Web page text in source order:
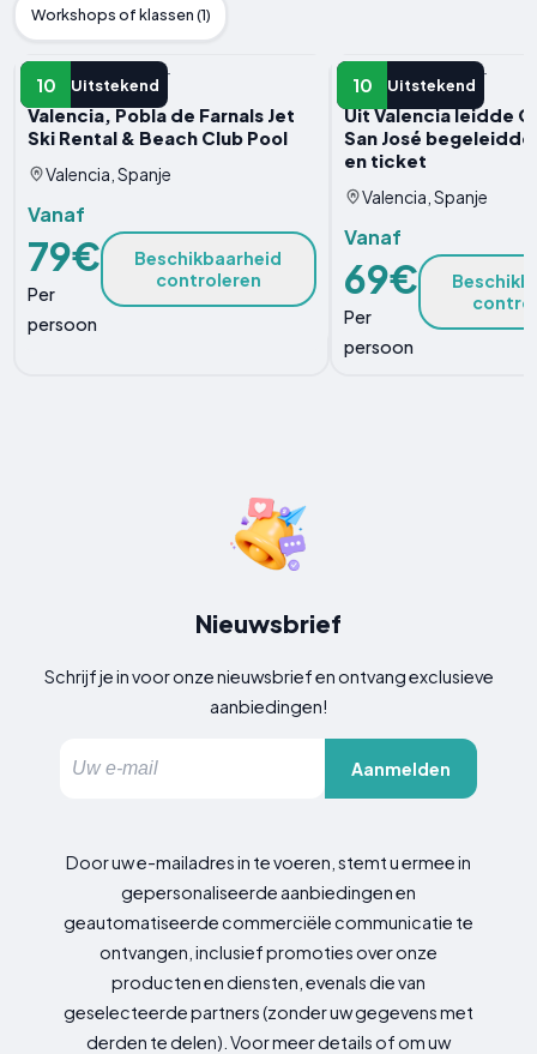
Workshops of klassen (1)
10 Uitstekend
WATERACTIVITEIT
Valencia, Pobla de Farnals Jet
Ski Rental & Beach Club Pool
Valencia, Spanje
Vanaf
79€
Per
persoon
Beschikbaarheid
controleren
10 Uitstekend
WATERACTIVITEIT
Uit Valencia leidde
San José
en ticket
Valencia, Spanje
Vanaf
69€
Per
persoon
Nieuwsbrief
Schrijf je in voor onze nieuwsbrief en ontvang exclusieve
aanbiedingen!
Aanmelden
Door uw e-mailadres in te voeren, stemt u ermee in
gepersonaliseerde aanbiedingen en
geautomatiseerde commerciële communicatie te
ontvangen, inclusief promoties over onze
producten en diensten, evenals die van
geselecteerde partners (zonder uw gegevens met
derden te delen). Voor meer details of om uw